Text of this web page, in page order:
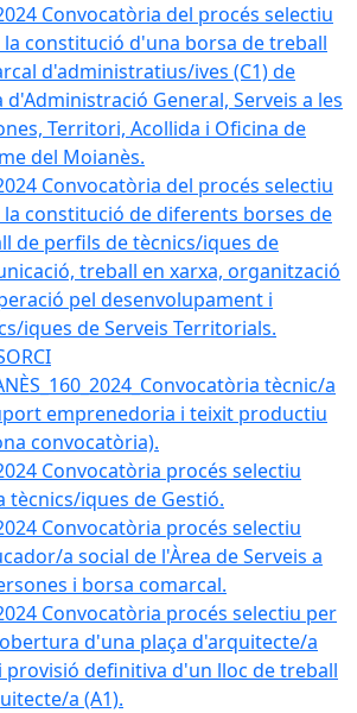
Convocatòria del procés selectiu
la constitució d'una borsa de treball
d'administratius/ives (C1) de
d'Administració General, Serveis a les
Territori, Acollida i Oficina de
del Moianès.
Convocatòria del procés selectiu
la constitució de diferents borses de
de perfils de tècnics/iques de
treball en xarxa, organització
pel desenvolupament i
iques de Serveis Territorials.
tècnic/a
emprenedoria i teixit productiu
convocatòria).
Convocatòria procés selectiu
tècnics/iques de Gestió.
Convocatòria procés selectiu
a social de l'Àrea de Serveis a
i borsa comarcal.
Convocatòria procés selectiu per
d'una plaça d'arquitecte/a
provisió definitiva d'un lloc de treball
a (A1).